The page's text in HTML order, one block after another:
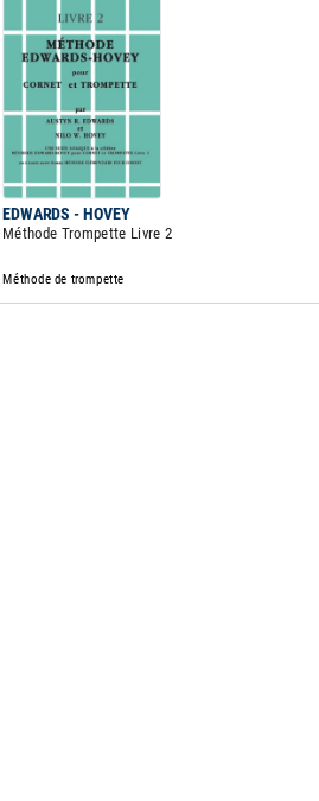
EDWARDS - HOVEY
Méthode Trompette Livre 2
Méthode de trompette